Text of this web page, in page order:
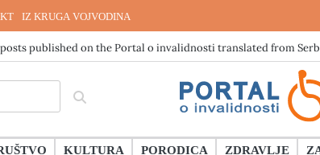
IZ KRUGA VOJVODINA
published on the Portal o invalidnosti translated from
KULTURA PORODICA ZDRAVLJE